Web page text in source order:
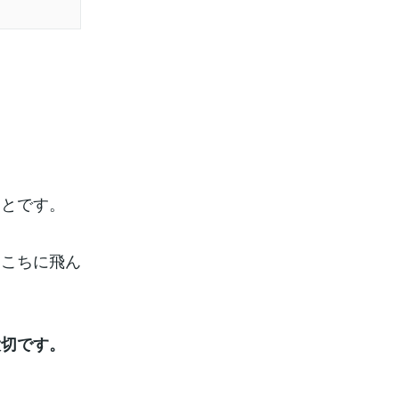
です。
ちに飛ん
です。